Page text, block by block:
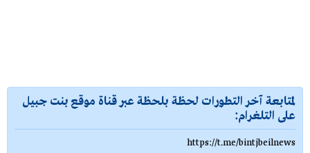
لمتابعة آخر التطورات لحظة بلحظة عبر قناة موقع بنت جبيل
على التلغرام:
https://t.me/bintjbeilnews